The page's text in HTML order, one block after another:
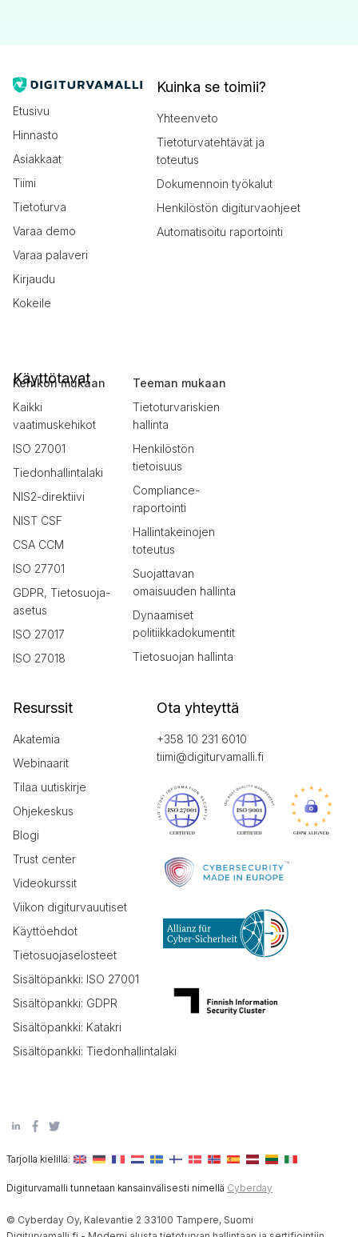
Etusivu
Hinnasto
Asiakkaat
Tiimi
Tietoturva
Varaa demo
Varaa palaveri
Kirjaudu
Kokeile
Kuinka se toimii?
Yhteenveto
Tietoturvatehtävät ja
toteutus
Dokumennoin työkalut
Henkilöstön digiturvaohjeet
Automatisoitu raportointi
Käyttötavat
Kehikon mukaan
Kaikki
vaatimuskehikot
ISO 27001
Tiedonhallintalaki
NIS2-direktiivi
NIST CSF
CSA CCM
ISO 27701
GDPR, Tietosuoja-
asetus
ISO 27017
ISO 27018
Teeman mukaan
Tietoturvariskien
hallinta
Henkilöstön
tietoisuus
Compliance-
raportointi
Hallintakeinojen
toteutus
Suojattavan
omaisuuden hallinta
Dynaamiset
politiikkadokumentit
Tietosuojan hallinta
Resurssit
Akatemia
Webinaarit
Tilaa uutiskirje
Ohjekeskus
Blogi
Trust center
Videokurssit
Viikon digiturvauutiset
Käyttöehdot
Tietosuojaselosteet
Sisältöpankki: ISO 27001
Sisältöpankki: GDPR
Sisältöpankki: Katakri
Sisältöpankki: Tiedonhallintalaki
Ota yhteyttä
+358 10 231 6010
tiimi@digiturvamalli.fi
Tarjolla kielillä:
Digiturvamalli tunnetaan kansainvälisesti nimellä Cyberday
© Cyberday Oy, Kalevantie 2 33100 Tampere, Suomi